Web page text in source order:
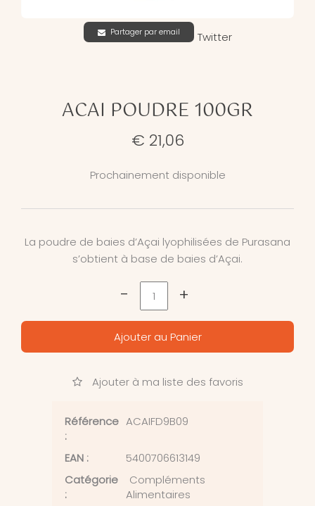
Partager par email Twitter
ACAI POUDRE 100GR
€ 21,06
Prochainement disponible
La poudre de baies d’Açai lyophilisées de Purasana
s’obtient à base de baies d’Açai.
- +
Ajouter au Panier
Ajouter à ma liste des favoris
Référence
:
ACAIFD9B09
EAN :
5400706613149
Catégorie
:
Compléments
Alimentaires